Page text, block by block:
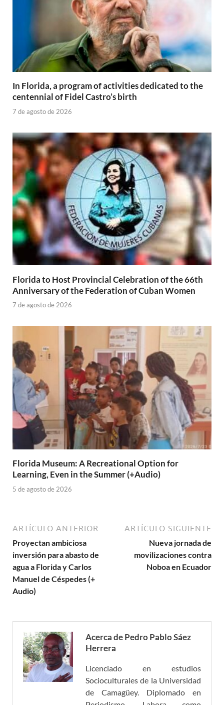
In Florida, a program of activities dedicated to the
centennial of Fidel Castro’s birth
7 de agosto de 2026
Florida to Host Provincial Celebration of the 66th
Anniversary of the Federation of Cuban Women
7 de agosto de 2026
Florida Museum: A Recreational Option for
Learning, Even in the Summer (+Audio)
5 de agosto de 2026
ARTÍCULO ANTERIOR
Proyectan ambiciosa
inversión para abasto de
agua a Florida y Carlos
Manuel de Céspedes (+
Audio)
ARTÍCULO SIGUIENTE
Nueva jornada de
movilizaciones contra
Noboa en Ecuador
Acerca de Pedro Pablo Sáez
Herrera
Licenciado en estudios
Socioculturales de la Universidad
de Camagüey. Diplomado en